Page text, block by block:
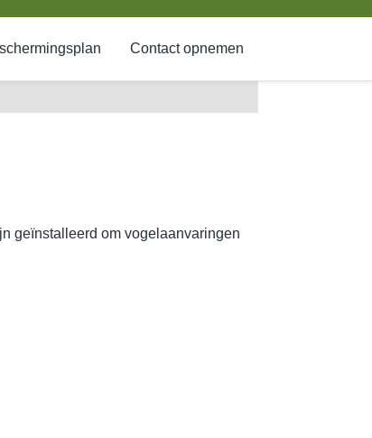
Contact opnemen
geïnstalleerd om vogelaanvaringen